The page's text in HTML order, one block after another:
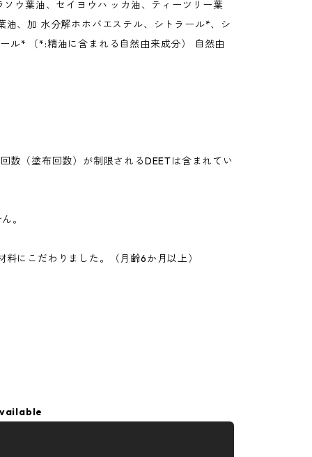
ウ葉油、セイヨウハ ッカ油、ティーツリー葉
、加 水分解ホホバエステル、シトラール*、シ
ル* （*:精油に含まれる自然由来成分） 自然由
数（塗布回数）が制限されるDEETは含まれてい
。
にこだわりました。（月齢6か月以上）